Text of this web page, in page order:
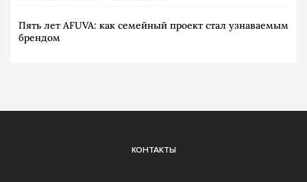
Пять лет AFUVA: как семейный проект стал узнаваемым
брендом
КОНТАКТЫ